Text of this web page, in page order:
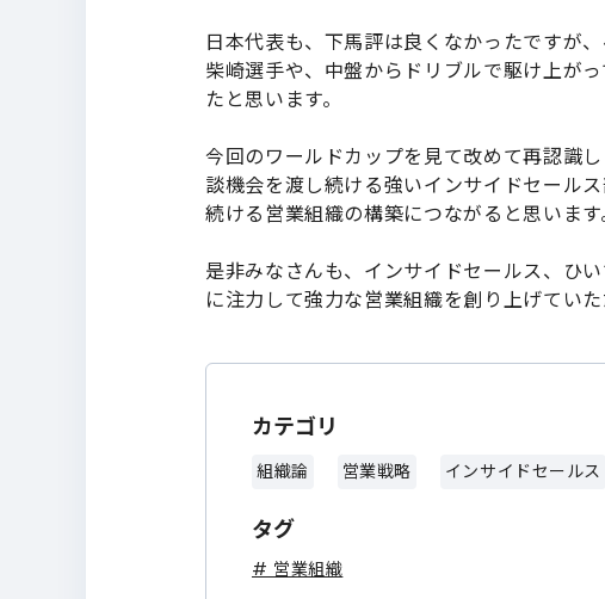
日本代表も、下馬評は良くなかったですが
柴崎選手や、中盤からドリブルで駆け上が
たと思います。
今回のワールドカップを見て改めて再認識
談機会を渡し続ける強いインサイドセール
続ける営業組織の構築につながると思います
是非みなさんも、インサイドセールス、ひ
に注力して強力な営業組織を創り上げていた
カテゴリ
組織論 営業戦略 インサイドセールス
タグ
# 営業組織